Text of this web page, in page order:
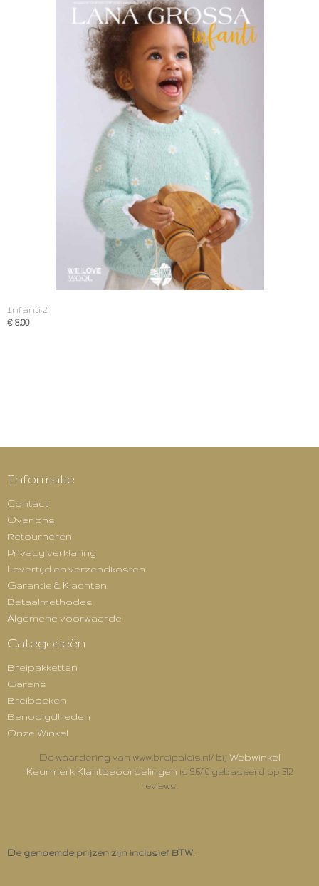
Infanti 21
€ 8,00
Informatie
Contact
Over ons
Retourneren
Privacy verklaring
Levertijd en verzendkosten
Garantie & Klachten
Betaalmethodes
Algemene voorwaarde
Categorieën
Breipakketten
Garens
Breiboeken
Benodigdheden
Onze Winkel
De waardering van www.breipaleis.nl/ bij Webwinkel
Keurmerk Klantbeoordelingen is 9.6/10 gebaseerd op 312
reviews.
De genoemde prijzen zijn inclusief BTW.